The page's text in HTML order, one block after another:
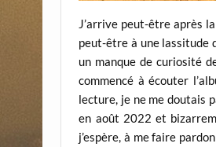
J’arrive peut-être après
peut-être à une lassitude
un manque de curiosité
commencé à écouter
lecture, je ne me doutais
en août 2022 et
j’espère, à me faire